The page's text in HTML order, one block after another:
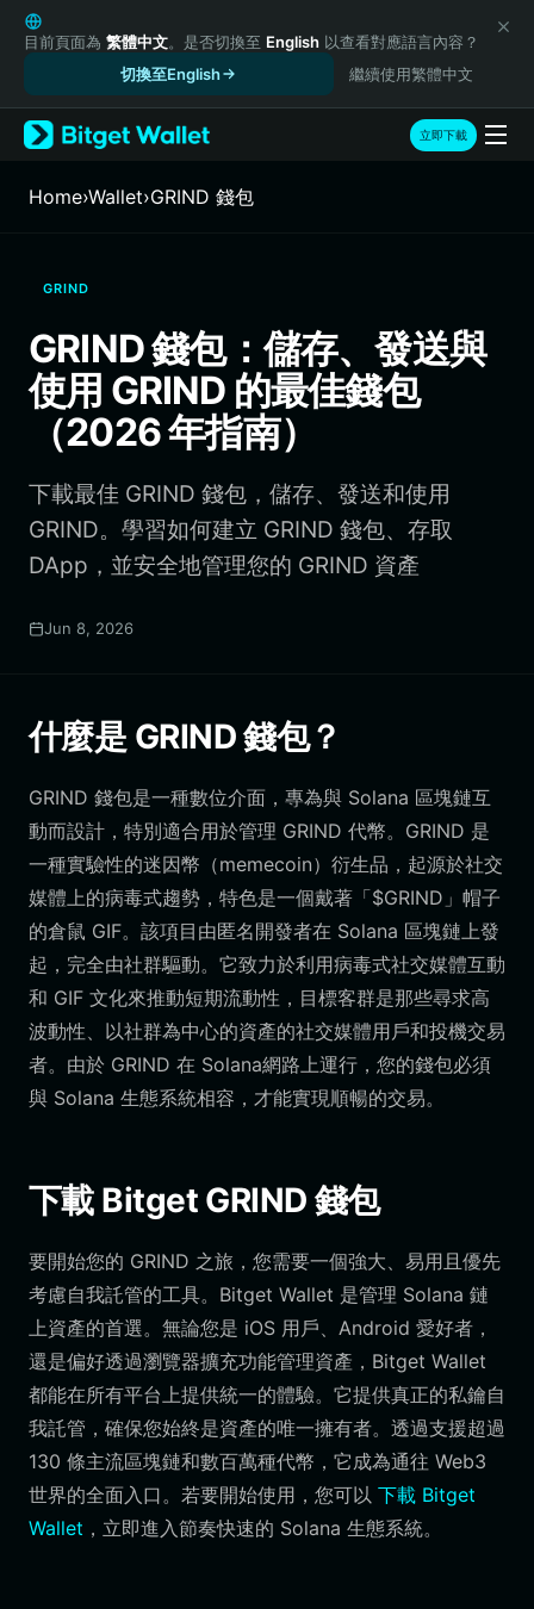
English
日本語
Русский
Español (Latinoamérica)
Türkçe
Italiano
繁體中文
Português (Portugal)
Bahasa Indonesia
ภาษาไทย
Português (Brasil)
Español (Argentina)
目前頁面為 繁體中文。是否切換至 English 以查看對應語言內容？
切換至English
繼續使用繁體中文
立即下載
Home›Wallet›GRIND 錢包
GRIND
GRIND 錢包：儲存、發送與
使用 GRIND 的最佳錢包
（2026 年指南）
下載最佳 GRIND 錢包，儲存、發送和使用
GRIND。學習如何建立 GRIND 錢包、存取
DApp，並安全地管理您的 GRIND 資產
Jun 8, 2026
什麼是 GRIND 錢包？
GRIND 錢包是一種數位介面，專為與 Solana 區塊鏈互
動而設計，特別適合用於管理 GRIND 代幣。GRIND 是
一種實驗性的迷因幣（memecoin）衍生品，起源於社交
媒體上的病毒式趨勢，特色是一個戴著「$GRIND」帽子
的倉鼠 GIF。該項目由匿名開發者在 Solana 區塊鏈上發
起，完全由社群驅動。它致力於利用病毒式社交媒體互動
和 GIF 文化來推動短期流動性，目標客群是那些尋求高
波動性、以社群為中心的資產的社交媒體用戶和投機交易
者。由於 GRIND 在 Solana網路上運行，您的錢包必須
與 Solana 生態系統相容，才能實現順暢的交易。
下載 Bitget GRIND 錢包
要開始您的 GRIND 之旅，您需要一個強大、易用且優先
考慮自我託管的工具。Bitget Wallet 是管理 Solana 鏈
上資產的首選。無論您是 iOS 用戶、Android 愛好者，
還是偏好透過瀏覽器擴充功能管理資產，Bitget Wallet
都能在所有平台上提供統一的體驗。它提供真正的私鑰自
我託管，確保您始終是資產的唯一擁有者。透過支援超過
130 條主流區塊鏈和數百萬種代幣，它成為通往 Web3
世界的全面入口。若要開始使用，您可以 下載 Bitget
Wallet ，立即進入節奏快速的 Solana 生態系統。